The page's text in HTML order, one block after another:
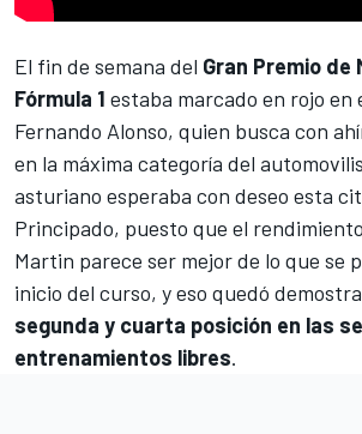
El fin de semana del Gran Premio de
Fórmula 1 estaba marcado en rojo en
Fernando Alonso, quien busca con
en la máxima categoría del
asturiano esperaba con deseo esta
Principado, puesto que el
Martin parece ser mejor de lo que se
inicio del curso, y eso quedó
segunda y cuarta posición en las
entrenamientos libres.